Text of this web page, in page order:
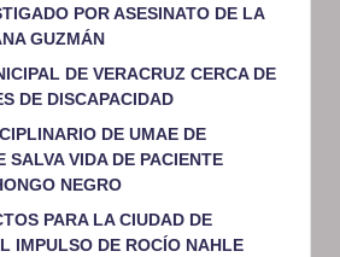
POR ASESINATO DE LA
GUZMÁN
DE VERACRUZ CERCA DE
DE DISCAPACIDAD
DE UMAE DE
SALVA VIDA DE PACIENTE
NEGRO
PARA LA CIUDAD DE
IMPULSO DE ROCÍO NAHLE